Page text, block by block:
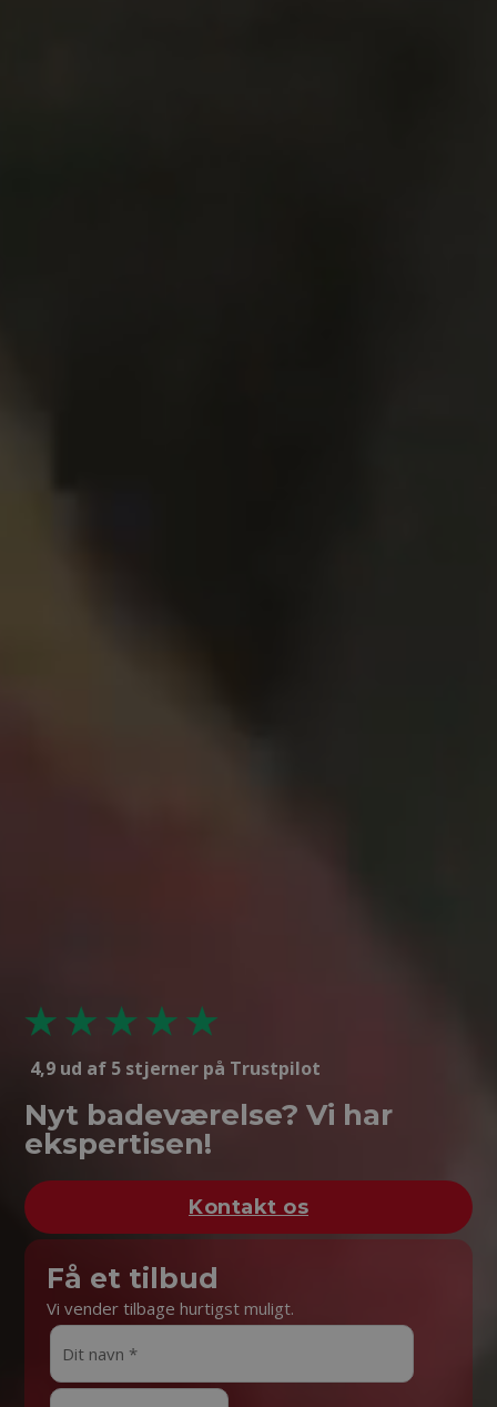
4,9 ud af 5 stjerner på Trustpilot
Nyt badeværelse? Vi har
ekspertisen!
Kontakt os
Få et tilbud
Vi vender tilbage hurtigst muligt.